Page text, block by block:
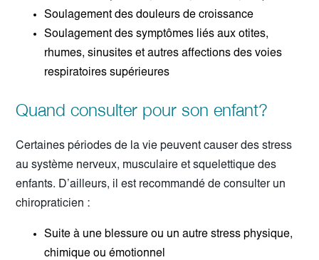
Soulagement des douleurs de croissance
Soulagement des symptômes liés aux otites,
rhumes, sinusites et autres affections des voies
respiratoires supérieures
Quand consulter pour son enfant?
Certaines périodes de la vie peuvent causer des stress
au système nerveux, musculaire et squelettique des
enfants. D’ailleurs, il est recommandé de consulter un
chiropraticien :
Suite à une blessure ou un autre stress physique,
chimique ou émotionnel